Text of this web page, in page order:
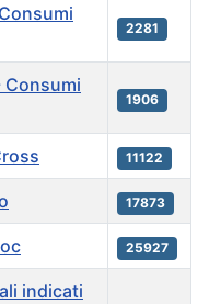
2281
Consumi
1906
11122
17873
25927
indicati